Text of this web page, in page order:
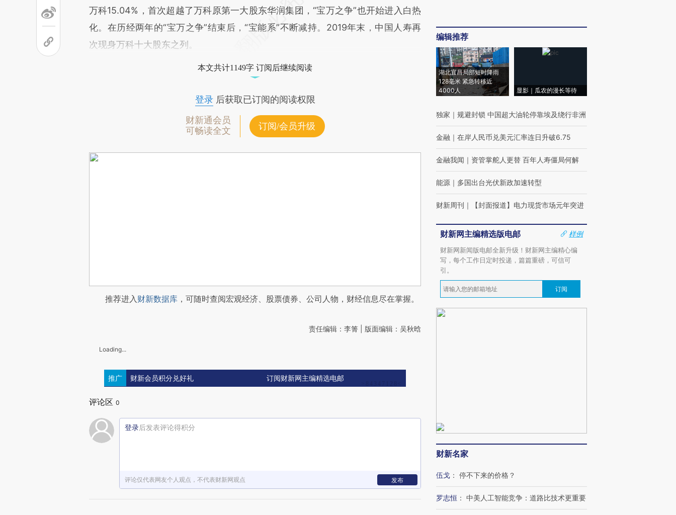
万科15.04%，首次超越了万科原第一大股东华润集团，“宝万之争”也开始进入白热
化。在历经两年的“宝万之争”结束后，“宝能系”不断减持。2019年末，中国人寿再
次现身万科十大股东之列。
本文共计1149字 订阅后继续阅读
登录后获取已订阅的阅读权限
财新通会员
可畅读全文
订阅/会员升级
推荐进入财新数据库 ，可随时查阅宏观经济、股票债券、公司人物，财经信息尽在掌握。
责任编辑：李箐 | 版面编辑：吴秋晗
Loading...
推广 财新会员积分兑好礼 订阅财新网主编精选电邮
评论区 0
登录后发表评论得积分
评论仅代表网友个人观点，不代表财新网观点 发布
编辑推荐
湖北宜昌局部短时降雨
128毫米 紧急转移近
4000人
显影｜瓜农的漫长等待
独家 ｜ 规避封锁 中国超大油轮停靠埃及绕行非洲
金融 ｜ 在岸人民币兑美元汇率连日升破6.75
金融我闻 ｜ 资管掌舵人更替 百年人寿僵局何解
能源 ｜ 多国出台光伏新政加速转型
财新周刊 ｜ 【封面报道】电力现货市场元年突进
财新网主编精选版电邮
样例
财新网新闻版电邮全新升级！财新网主编精心编
写，每个工作日定时投递，篇篇重磅，可信可
引。
订阅
财新名家
伍戈 ： 停不下来的价格？
罗志恒 ： 中美人工智能竞争：道路比技术更重要